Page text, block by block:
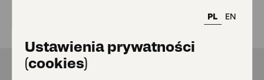
PL EN
Ustawienia prywatności
(cookies)